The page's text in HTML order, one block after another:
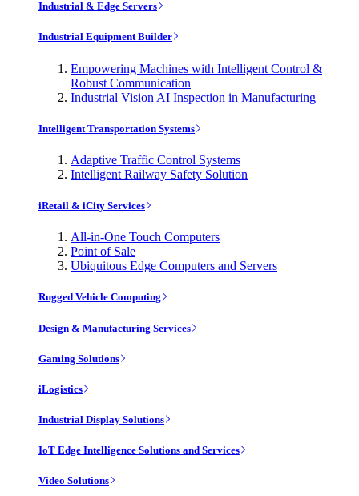
Industrial & Edge Servers
Industrial Equipment Builder
Empowering Machines with Intelligent Control &
Robust Communication
Industrial Vision AI Inspection in Manufacturing
Intelligent Transportation Systems
Adaptive Traffic Control Systems
Intelligent Railway Safety Solution
iRetail & iCity Services
All-in-One Touch Computers
Point of Sale
Ubiquitous Edge Computers and Servers
Rugged Vehicle Computing
Design & Manufacturing Services
Gaming Solutions
iLogistics
Industrial Display Solutions
IoT Edge Intelligence Solutions and Services
Video Solutions